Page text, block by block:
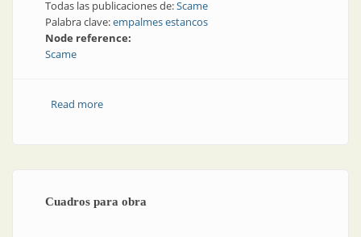
Todas las publicaciones de:Scame
Palabra clave:empalmes estancos
Node reference:
Scame
Read moreabout Empalmes estancos
Cuadros para obra